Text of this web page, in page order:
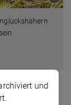
innen
Jungtiere
und